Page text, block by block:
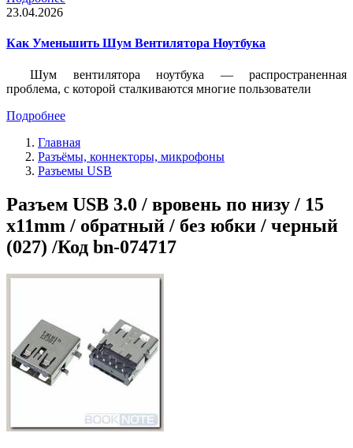
23.04.2026
Как Уменьшить Шум Вентилятора Ноутбука
Шум вентилятора ноутбука — распространенная
проблема, с которой сталкиваются многие пользователи
Подробнее
Главная
Разъёмы, коннекторы, микрофоны
Разъемы USB
Разъем USB 3.0 / вровень по низу / 15
x11mm / обратный / без юбки / черный
(027) /Код bn-074717